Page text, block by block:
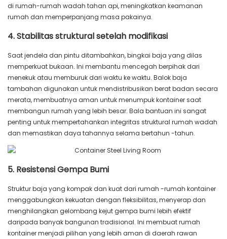
di rumah-rumah wadah tahan api, meningkatkan keamanan
rumah dan memperpanjang masa pakainya.
4. Stabilitas struktural setelah modifikasi
Saat jendela dan pintu ditambahkan, bingkai baja yang dilas
memperkuat bukaan. Ini membantu mencegah berpihak dari
menekuk atau memburuk dari waktu ke waktu. Balok baja
tambahan digunakan untuk mendistribusikan berat badan secara
merata, membuatnya aman untuk menumpuk kontainer saat
membangun rumah yang lebih besar. Bala bantuan ini sangat
penting untuk mempertahankan integritas struktural rumah wadah
dan memastikan daya tahannya selama bertahun -tahun.
5. Resistensi Gempa Bumi
Struktur baja yang kompak dan kuat dari rumah -rumah kontainer
menggabungkan kekuatan dengan fleksibilitas, menyerap dan
menghilangkan gelombang kejut gempa bumi lebih efektif
daripada banyak bangunan tradisional. Ini membuat rumah
kontainer menjadi pilihan yang lebih aman di daerah rawan